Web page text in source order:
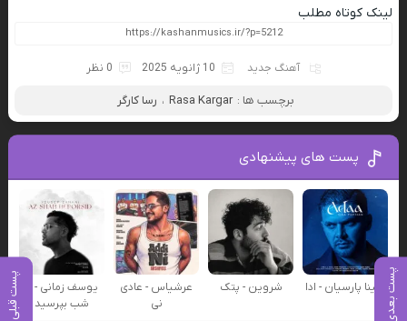
پست بعدی پست قبلی
لینک کوتاه مطلب
آهنگ جدید 10 ژانویه 2025 0 نظر
برچسب ها : Rasa Kargar ، رسا کارگر
پست های پیشنهادی
سینا پارسیان - ادا شروین - پتک
عرشیاس - عادی
نی
یوسف زمانی - از
شب بپرسید